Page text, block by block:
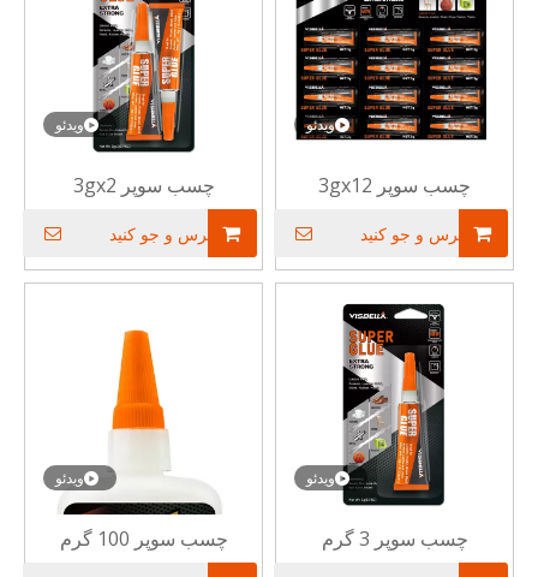
ویدئو
چسب سوپر 3gx12
پرس و جو کنید
ویدئو
چسب سوپر 3gx2
پرس و جو کنید
ویدئو
چسب سوپر 3 گرم
ویدئو
چسب سوپر 100 گرم